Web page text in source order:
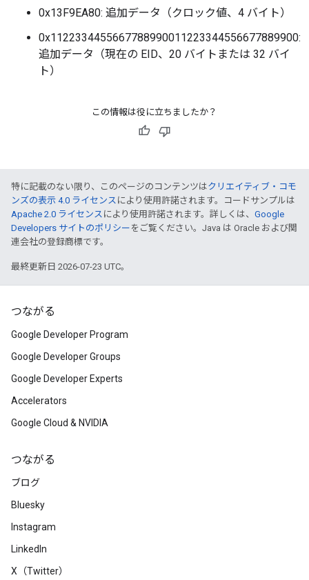
0x13F9EA80: 追加データ（クロック値、4 バイト）
0x1122334455667788990011223344556677889900:
追加データ（現在の EID、20 バイトまたは 32 バイ
ト）
この情報は役に立ちましたか？
特に記載のない限り、このページのコンテンツはクリエイティブ・コモ
ンズの表示 4.0 ライセンス により使用許諾されます。コードサンプルは
Apache 2.0 ライセンス により使用許諾されます。詳しくは、 Google
Developers サイトのポリシー をご覧ください。Java は Oracle および関
連会社の登録商標です。
最終更新日 2026-07-23 UTC。
つながる
Google Developer Program
Google Developer Groups
Google Developer Experts
Accelerators
Google Cloud & NVIDIA
つながる
ブログ
Bluesky
Instagram
LinkedIn
X（Twitter）